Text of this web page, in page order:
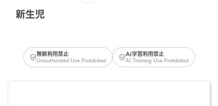
新生児
無断利用禁止
Unauthorized Use Prohibited
AI学習利用禁止
AI Training Use Prohibited